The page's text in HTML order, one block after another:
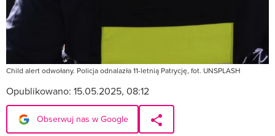
Child alert odwołany. Policja odnalazła 11-letnią Patrycję, fot. UNSPLASH
Opublikowano: 15.05.2025, 08:12
Obserwuj nas w Google